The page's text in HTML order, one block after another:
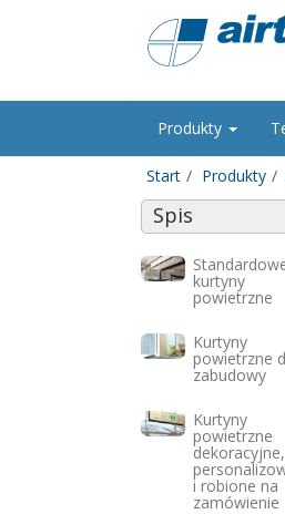
Produkty
Start Produkty
Spis
kurtyny
powietrzne
Kurtyny
powietrzne
zabudowy
Kurtyny
powietrzne
dekoracyjne,
i robione na
zamówienie